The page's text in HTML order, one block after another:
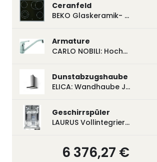
Ceranfeld
BEKO Glaskeramik- Strahlungskochfeld EH 9641 XHN, herdgebunden EH9641XHN
Armature
CARLO NOBILI: Hochdruck- Einhebelmischbatterie Blue, Mischbatterie verchromt 17770
Dunstabzugshaube
ELICA: Wandhaube JOYE 60-A,600 mm breit Edelstahl JOYE60A
Geschirrspüler
LAURUS Vollintegrierter Geschirrspüler LSV45-3, 450 mm breit, 3 Programme LSV45-3
6 376,27 €